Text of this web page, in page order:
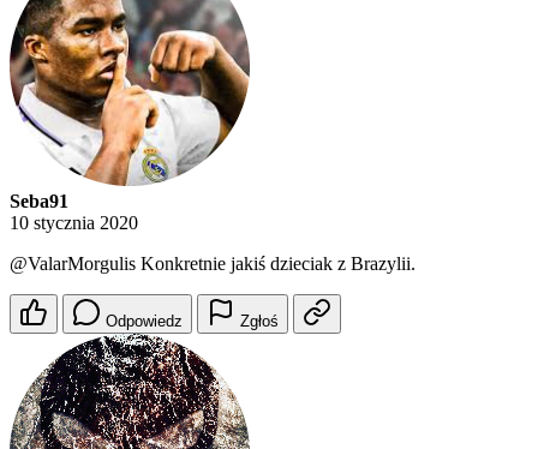
Seba91
10 stycznia 2020
@ValarMorgulis Konkretnie jakiś dzieciak z Brazylii.
Odpowiedz Zgłoś